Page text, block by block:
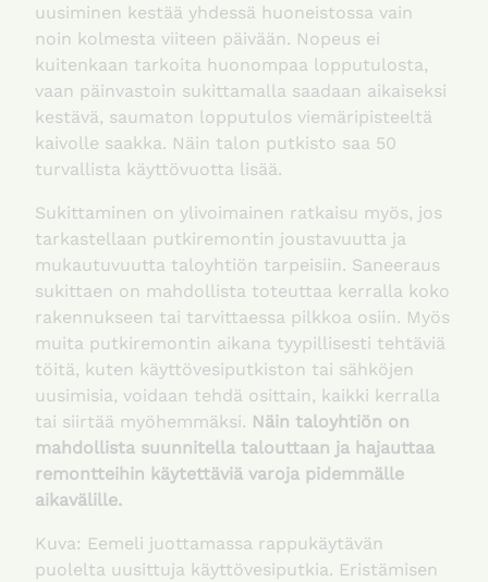
uusiminen kestää yhdessä huoneistossa vain
noin kolmesta viiteen päivään. Nopeus ei
kuitenkaan tarkoita huonompaa lopputulosta,
vaan päinvastoin sukittamalla saadaan aikaiseksi
kestävä, saumaton lopputulos viemäripisteeltä
kaivolle saakka. Näin talon putkisto saa 50
turvallista käyttövuotta lisää.
Sukittaminen on ylivoimainen ratkaisu myös, jos
tarkastellaan putkiremontin joustavuutta ja
mukautuvuutta taloyhtiön tarpeisiin. Saneeraus
sukittaen on mahdollista toteuttaa kerralla koko
rakennukseen tai tarvittaessa pilkkoa osiin. Myös
muita putkiremontin aikana tyypillisesti tehtäviä
töitä, kuten käyttövesiputkiston tai sähköjen
uusimisia, voidaan tehdä osittain, kaikki kerralla
tai siirtää myöhemmäksi. Näin taloyhtiön on
mahdollista suunnitella talouttaan ja hajauttaa
remontteihin käytettäviä varoja pidemmälle
aikavälille.
Kuva: Eemeli juottamassa rappukäytävän
puolelta uusittuja käyttövesiputkia. Eristämisen